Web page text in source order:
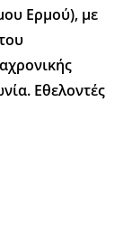
Ερμού), με
Εθελοντές